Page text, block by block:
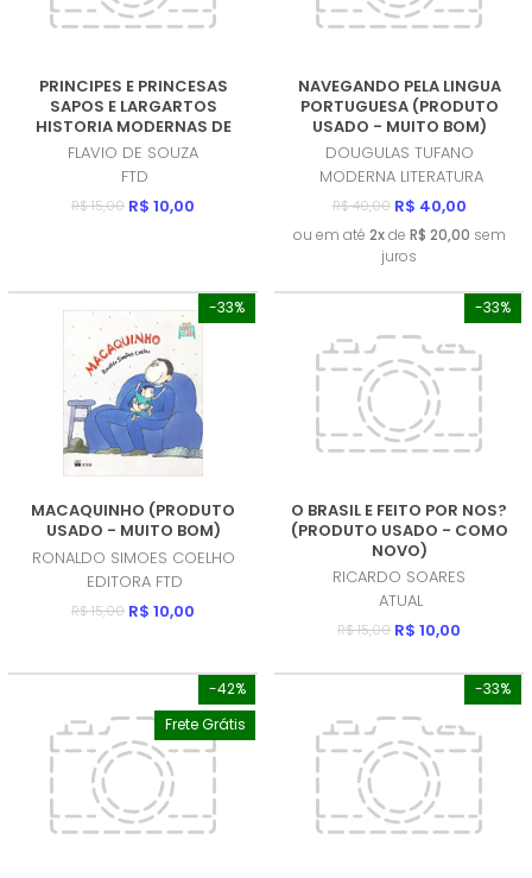
PRINCIPES E PRINCESAS
SAPOS E LARGARTOS
HISTORIA MODERNAS DE
TEPOS ANTIGOS (PRODUTO
USADO - MUITO BOM)
FLAVIO DE SOUZA
FTD
R$ 15,00 R$ 10,00
NAVEGANDO PELA LINGUA
PORTUGUESA (PRODUTO
USADO - MUITO BOM)
DOUGULAS TUFANO
MODERNA LITERATURA
R$ 40,00 R$ 40,00
ou em até 2xde R$ 20,00 sem
juros
-33%
MACAQUINHO (PRODUTO
USADO - MUITO BOM)
RONALDO SIMOES COELHO
EDITORA FTD
R$ 15,00 R$ 10,00
-33%
O BRASIL E FEITO POR NOS?
(PRODUTO USADO - COMO
NOVO)
RICARDO SOARES
ATUAL
R$ 15,00 R$ 10,00
-42%
Frete Grátis
-33%